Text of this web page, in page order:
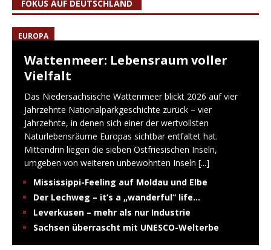
FOKUS AUF DEUTSCHLAND
EUROPA
Wattenmeer: Lebensraum voller
Vielfalt
Das Niedersächsische Wattenmeer blickt 2026 auf vier
Jahrzehnte Nationalparkgeschichte zurück – vier
Jahrzehnte, in denen sich einer der wertvollsten
Naturlebensräume Europas sichtbar entfaltet hat.
Mittendrin liegen die sieben Ostfriesischen Inseln,
umgeben von weiteren unbewohnten Inseln [...]
Mississippi-Feeling auf Moldau und Elbe
Der Lechweg – it’s a „wanderful“ life…
Leverkusen – mehr als nur Industrie
Sachsen überrascht mit UNESCO-Welterbe